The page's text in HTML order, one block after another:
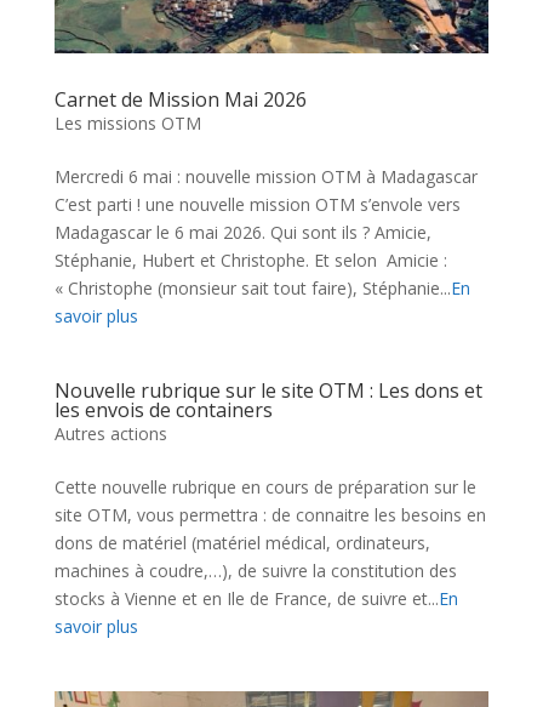
Carnet de Mission Mai 2026
Les missions OTM
Mercredi 6 mai : nouvelle mission OTM à Madagascar
C’est parti ! une nouvelle mission OTM s’envole vers
Madagascar le 6 mai 2026. Qui sont ils ? Amicie,
Stéphanie, Hubert et Christophe. Et selon Amicie :
« Christophe (monsieur sait tout faire), Stéphanie...En
savoir plus
Nouvelle rubrique sur le site OTM : Les dons et
les envois de containers
Autres actions
Cette nouvelle rubrique en cours de préparation sur le
site OTM, vous permettra : de connaitre les besoins en
dons de matériel (matériel médical, ordinateurs,
machines à coudre,…), de suivre la constitution des
stocks à Vienne et en Ile de France, de suivre et...En
savoir plus